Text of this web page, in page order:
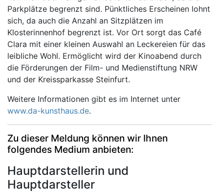
Parkplätze begrenzt sind. Pünktliches Erscheinen lohnt
sich, da auch die Anzahl an Sitzplätzen im
Klosterinnenhof begrenzt ist. Vor Ort sorgt das Café
Clara mit einer kleinen Auswahl an Leckereien für das
leibliche Wohl. Ermöglicht wird der Kinoabend durch
die Förderungen der Film- und Medienstiftung NRW
und der Kreissparkasse Steinfurt.
Weitere Informationen gibt es im Internet unter
www.da-kunsthaus.de.
Zu dieser Meldung können wir Ihnen
folgendes Medium anbieten:
Hauptdarstellerin und
Hauptdarsteller